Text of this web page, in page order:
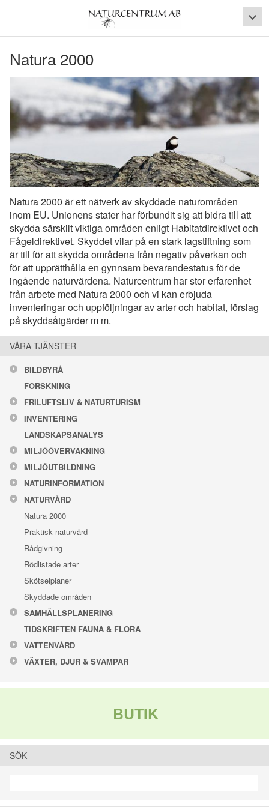
Natura 2000
Natura 2000 är ett nätverk av skyddade naturområden
inom EU. Unionens stater har förbundit sig att bidra till att
skydda särskilt viktiga områden enligt Habitatdirektivet och
Fågeldirektivet. Skyddet vilar på en stark lagstiftning som
är till för att skydda områdena från negativ påverkan och
för att upprätthålla en gynnsam bevarandestatus för de
ingående naturvärdena. Naturcentrum har stor erfarenhet
från arbete med Natura 2000 och vi kan erbjuda
inventeringar och uppföljningar av arter och habitat, förslag
på skyddsåtgärder m m.
VÅRA TJÄNSTER
BILDBYRÅ
FORSKNING
FRILUFTSLIV & NATURTURISM
INVENTERING
LANDSKAPSANALYS
MILJÖÖVERVAKNING
MILJÖUTBILDNING
NATURINFORMATION
NATURVÅRD
Natura 2000
Praktisk naturvård
Rådgivning
Rödlistade arter
Skötselplaner
Skyddade områden
SAMHÄLLSPLANERING
TIDSKRIFTEN FAUNA & FLORA
VATTENVÅRD
VÄXTER, DJUR & SVAMPAR
BUTIK
SÖK